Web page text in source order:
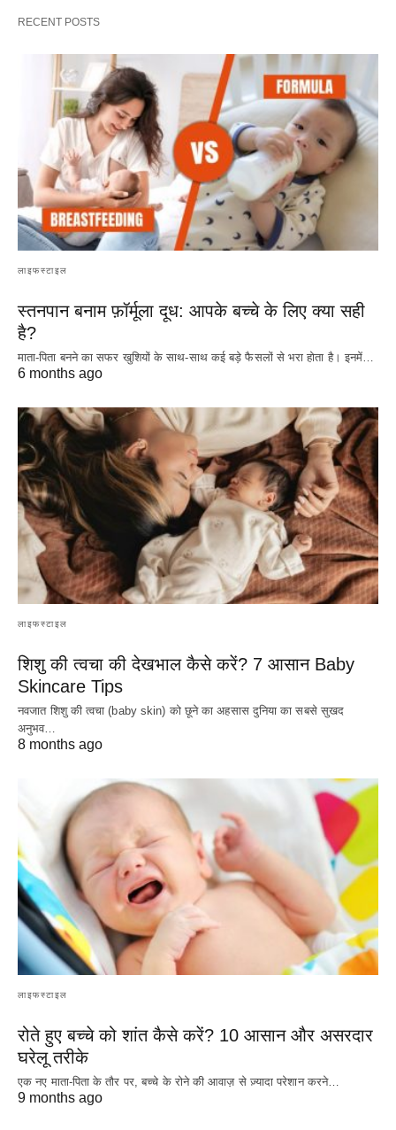
RECENT POSTS
लाइफस्टाइल
स्तनपान बनाम फ़ॉर्मूला दूध: आपके बच्चे के लिए क्या सही
है?
माता-पिता बनने का सफर खुशियों के साथ-साथ कई बड़े फैसलों से भरा होता है। इनमें…
6 months ago
लाइफस्टाइल
शिशु की त्वचा की देखभाल कैसे करें? 7 आसान Baby
Skincare Tips
नवजात शिशु की त्वचा (baby skin) को छूने का अहसास दुनिया का सबसे सुखद
अनुभव…
8 months ago
लाइफस्टाइल
रोते हुए बच्चे को शांत कैसे करें? 10 आसान और असरदार
घरेलू तरीके
एक नए माता-पिता के तौर पर, बच्चे के रोने की आवाज़ से ज़्यादा परेशान करने…
9 months ago